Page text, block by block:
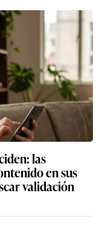
las
en sus
validación